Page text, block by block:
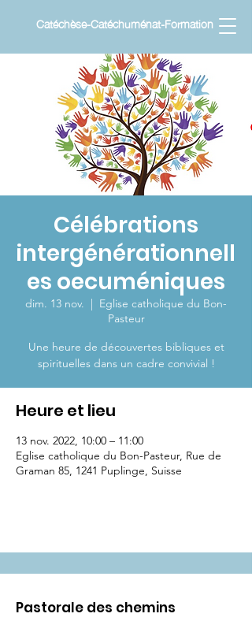
Catéchèse-Catéchuménat-Formation
Célébrations
intergénérationnell
es oecuméniques
dim. 13 nov.
  |
Eglise catholique du Bon-
Pasteur
Une heure de découvertes bibliques et
spirituelles dans un cadre convivial !
Heure et lieu
13 nov. 2022, 10:00 – 11:00
Eglise catholique du Bon-Pasteur, Rue de
Graman 85, 1241 Puplinge, Suisse
Pastorale des chemins